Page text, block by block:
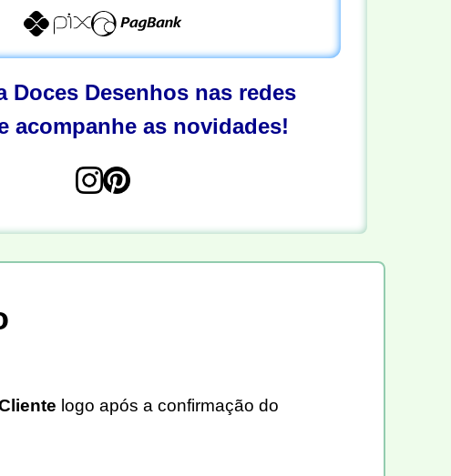
Doces Desenhos nas redes
acompanhe as novidades!
logo após a confirmação do